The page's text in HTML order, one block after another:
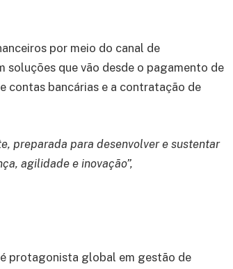
por meio do canal de
soluções que vão desde o pagamento de
contas bancárias e a contratação de
preparada para desenvolver e sustentar
agilidade e inovação”,
é protagonista global em gestão de